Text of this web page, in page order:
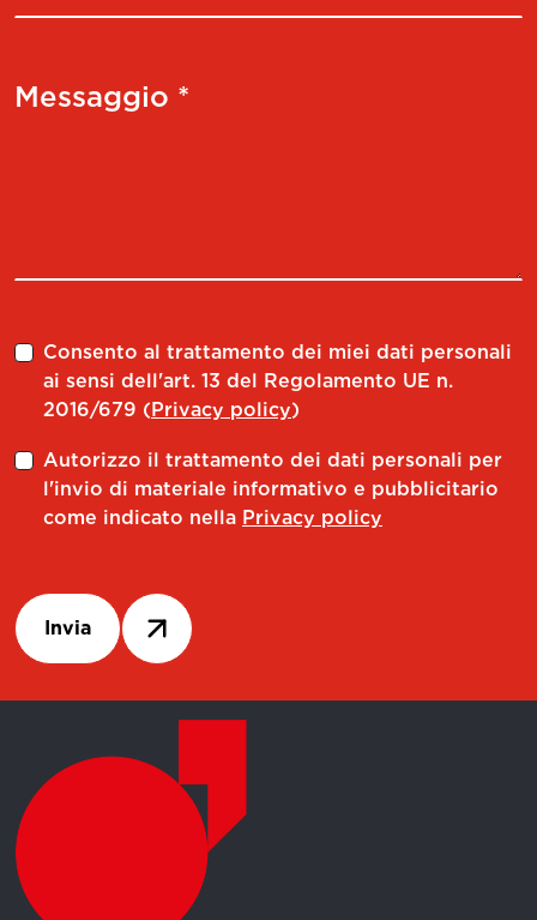
Messaggio *
Consento al trattamento dei miei dati personali
ai sensi dell'art. 13 del Regolamento UE n.
2016/679 (Privacy policy)
Autorizzo il trattamento dei dati personali per
l'invio di materiale informativo e pubblicitario
come indicato nella Privacy policy
Invia